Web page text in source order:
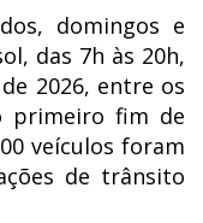
domingos e
das 7h às 20h,
2026, entre os
primeiro fim de
veículos foram
de trânsito